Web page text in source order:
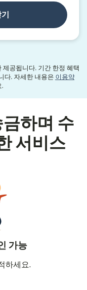
제공됩니다. 기간 한정 혜택
다. 자세한 내용은 이용약
)
.
하며 수
서비스
가능
하세요.